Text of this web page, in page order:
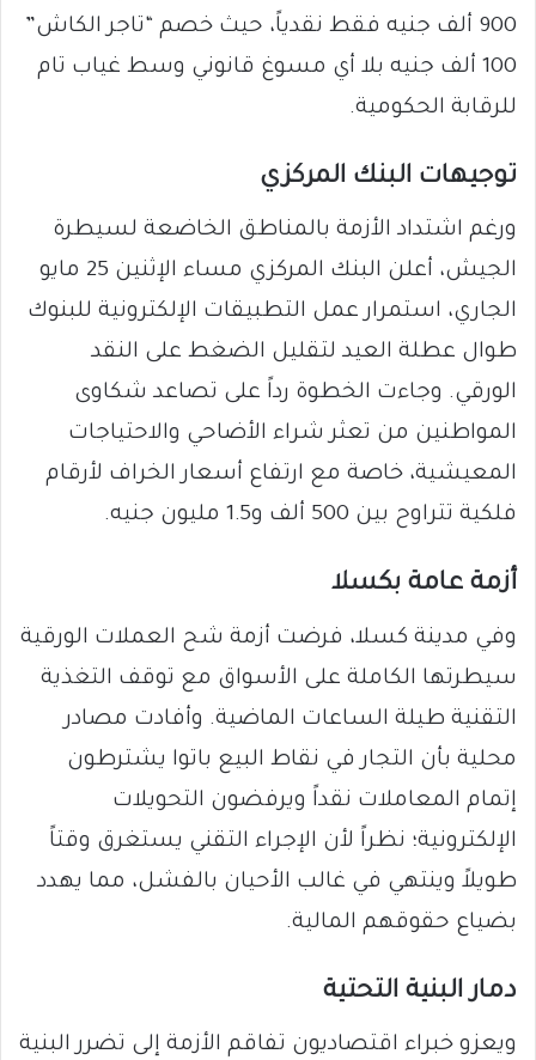
900 ألف جنيه فقط نقدياً، حيث خصم “تاجر الكاش”
100 ألف جنيه بلا أي مسوغ قانوني وسط غياب تام
للرقابة الحكومية.
​توجيهات البنك المركزي
​ورغم اشتداد الأزمة بالمناطق الخاضعة لسيطرة
الجيش، أعلن البنك المركزي مساء الإثنين 25 مايو
الجاري، استمرار عمل التطبيقات الإلكترونية للبنوك
طوال عطلة العيد لتقليل الضغط على النقد
الورقي. وجاءت الخطوة رداً على تصاعد شكاوى
المواطنين من تعثر شراء الأضاحي والاحتياجات
المعيشية، خاصة مع ارتفاع أسعار الخراف لأرقام
فلكية تتراوح بين 500 ألف و1.5 مليون جنيه.
​أزمة عامة بكسلا
​وفي مدينة كسلا، فرضت أزمة شح العملات الورقية
سيطرتها الكاملة على الأسواق مع توقف التغذية
التقنية طيلة الساعات الماضية. وأفادت مصادر
محلية بأن التجار في نقاط البيع باتوا يشترطون
إتمام المعاملات نقداً ويرفضون التحويلات
الإلكترونية؛ نظراً لأن الإجراء التقني يستغرق وقتاً
طويلاً وينتهي في غالب الأحيان بالفشل، مما يهدد
بضياع حقوقهم المالية.
​دمار البنية التحتية
​ويعزو خبراء اقتصاديون تفاقم الأزمة إلى تضرر البنية